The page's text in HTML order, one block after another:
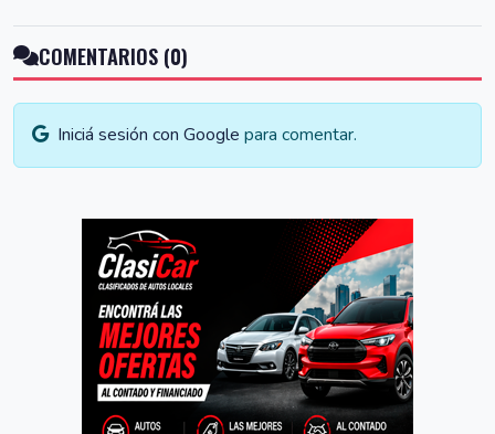
COMENTARIOS (0)
Iniciá sesión con Google para comentar.